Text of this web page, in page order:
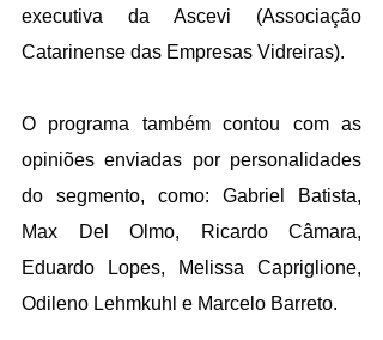
executiva da Ascevi (Associação
Catarinense das Empresas Vidreiras).
O programa também contou com as
opiniões enviadas por personalidades
do segmento, como: Gabriel Batista,
Max Del Olmo, Ricardo Câmara,
Eduardo Lopes, Melissa Capriglione,
Odileno Lehmkuhl e Marcelo Barreto.